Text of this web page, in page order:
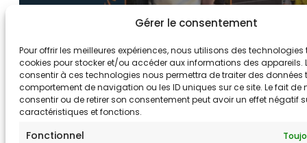
Gérer le consentement
Pour offrir les meilleures expériences, nous utilisons des technologies
cookies pour stocker et/ou accéder aux informations des appareils.
consentir à ces technologies nous permettra de traiter des données
comportement de navigation ou les ID uniques sur ce site. Le fait de
consentir ou de retirer son consentement peut avoir un effet négatif
caractéristiques et fonctions.
Fonctionnel
Salons 2026 : MATISEC à la
rencontre des acteurs du
secteur